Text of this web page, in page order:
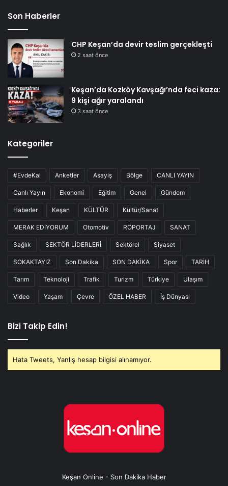
Son Haberler
CHP Keşan’da devir teslim gerçekleşti
2 saat önce
Keşan’da Kozköy Kavşağı’nda feci kaza:
9 kişi ağır yaralandı
3 saat önce
Kategoriler
#EvdeKal Anketler Asayiş Bölge CANLI YAYIN
Canlı Yayın Ekonomi Eğitim Genel Gündem
Haberler Keşan KÜLTÜR Kültür/Sanat
MERAK EDİYORUM Otomotiv RÖPORTAJ SANAT
Sağlık SEKTÖR LİDERLERİ Sektörel Siyaset
SOKAKTAYIZ Son Dakika SON DAKİKA Spor TARİH
Tarım Teknoloji Trafik Turizm Türkiye Ulaşım
Video Yaşam Çevre ÖZEL HABER İş Dünyası
Bizi Takip Edin!
Hata Tweets, Yanlış hesap bilgisi alınamıyor.
Keşan Online - Son Dakika Haber